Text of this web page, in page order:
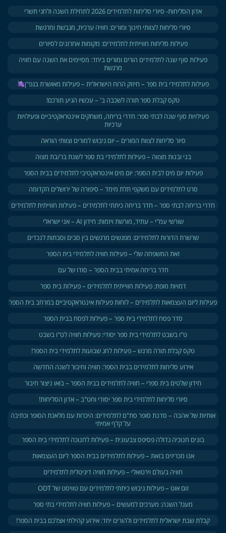
אדון הסליחות- סיורי סליחות לתלמידים 2026 לתחילת השנה ולחגי תשרי
סיורי סליחות לצוותי חינוך ומורים: חוויה ערכית, מגבשת ומרגשת
פעילות סליחות חווייתית לתלמידים: מקומות אחרונים לסיורים
פעילות סוף שנה לתלמידים הורים ומורים ביחד: מסיימים את השנה עם חוויה
מרגשת
פעילות לתלמידי בית ספר – חיזוק הרוח הישראלית – פעילות מאושרת בגפ"ן
טקס קבלת ספר תורה לשכבה ב' – עכשיו הגיע תורכם!
פעילויות סוף שנה לבתי ספר: חדרי בריחה, משחקים אינטראקטיביים ופעילויות
ערכיות
סיור סליחות לצוות המורים – יום גיבוש למורים וצוותי הוראה
בני ובנות מצווה – פעילות לתלמידי בת ספר לשנת בר/בת מצוה
פעילות יום מים לבית הספר: יום מים אינטראקטיבי לתלמידים בבית הספר
סרט לתלמידים עם משקפי תלת מימד – סיפורה של ירושלים הקדומה
חדרי בריחה לבתי ספר – חדר בריחה כיתתי לתלמידים – פעילות חווייתית לתלמידים
שורשי עמ"י – עתיד, מורשת ויזמות: חידון AI – אני ישראלי
שרשרת הדורות לתלמידים: מפגשים מרגשים בין סבים וסבתות לנכדים
זאת המשפחה שלי – פעילות חוויה לתלמידי בית הספר
חדר בריחה אמיתי בבית הספר – סודו של עם
דמויות מופת: פעילות חווייתית לתלמידים – פעילות בית ספר
פעילות ליום העצמאות לתלמידים – לוחות פעילות אינטראקטיביים במרחב בית הספר
סדר פסח לתלמידי בית ספר – פעילות לפסח בבית הספר
ט"ו בשבט לתלמידי בית ספר יסודי: פעילות חוויה לט"ו בשבט
טקס קבלת תורה מרגש – פעילות לחג שבועות לתלמידי בית הספר!
אירוע סליחות לתלמידים בבית הספר: חוויה וחיבור לשנה החדשה
חידון שלטים בית ספרי – חוויה לתלמידים בבית הספר – בואו ניצור חיבור
סיורי סליחות לתלמידי בית ספר יסודי וחט"ב – אדון הסליחות!
אותיות של אהבה – סדנת סופר סת"ם לתלמידים: היכרות עם מלאכת הסופר וכתיבה
על קלף אמיתי
בונים חנוכיה גדולה פסיפס צבעונית – פעילות לחנוכה לתלמידי בית הספר
אנו מכריזים בזאת – פעילות לתלמידים בבית הספר ליום העצמאות
חוויה בעולם וירטואלי – פעילות חוויה דיגיטלית לתלמידים
זום אוט – פעילות גיבוש כיתתי לתלמידים עם טוויסט של ODT
מעגל השנה: מערכים למעשים​ – פעילות חוויה לתלמידי בתי ספר
קבלת שבת ישראלית לתלמידים ולהורים יחד: אירוע קהילתי אצלכם בבית הספר!